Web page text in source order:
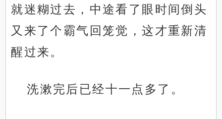
就迷糊过去，中途看了眼时间倒头
又来了个霸气回笼觉，这才重新清
醒过来。
洗漱完后已经十一点多了。